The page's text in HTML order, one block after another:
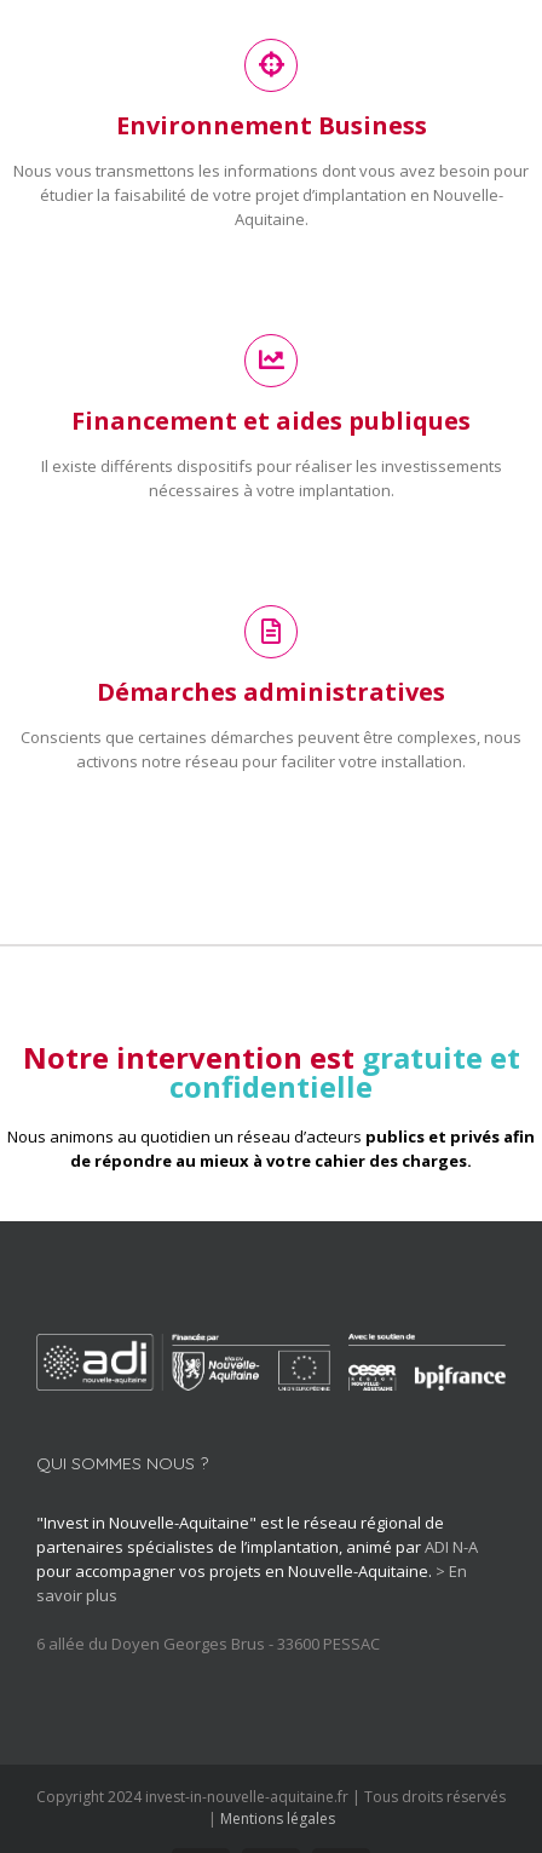
Environnement Business
Nous vous transmettons les informations dont vous avez besoin pour
étudier la faisabilité de votre projet d’implantation en Nouvelle-
Aquitaine.
Financement et aides publiques
Il existe différents dispositifs pour réaliser les investissements
nécessaires à votre implantation.
Démarches administratives
Conscients que certaines démarches peuvent être complexes, nous
activons notre réseau pour faciliter votre installation.
Notre intervention est gratuite et
confidentielle
Nous animons au quotidien un réseau d’acteurs publics et privés afin
de répondre au mieux à votre cahier des charges.
QUI SOMMES NOUS ?
"Invest in Nouvelle-Aquitaine" est le réseau régional de
partenaires spécialistes de l’implantation, animé parADI N-A
pour accompagner vos projets en Nouvelle-Aquitaine. > En
savoir plus
6 allée du Doyen Georges Brus - 33600 PESSAC
Copyright 2024 invest-in-nouvelle-aquitaine.fr | Tous droits réservés
| Mentions légales